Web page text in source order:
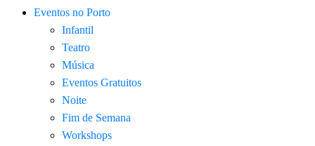
Eventos no Porto
Infantil
Teatro
Música
Eventos Gratuitos
Noite
Fim de Semana
Workshops